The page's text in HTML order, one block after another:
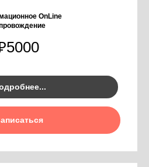
OnLine
5000